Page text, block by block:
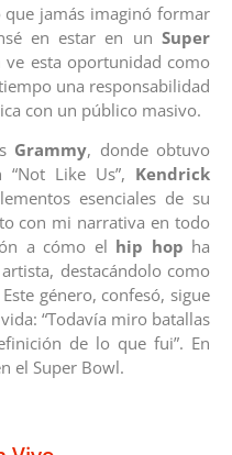
que jamás imaginó formar
en estar en un Super
esta oportunidad como
una responsabilidad
con un público masivo.
Grammy, donde obtuvo
Like Us”, Kendrick
esenciales de su
con mi narrativa en todo
a cómo el hip hop ha
destacándolo como
género, confesó, sigue
“Todavía miro batallas
de lo que fui”. En
el Super Bowl.